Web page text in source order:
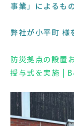
事業」によるもの
弊社が小平町 様
防災拠点の設置
授与式を実施 |